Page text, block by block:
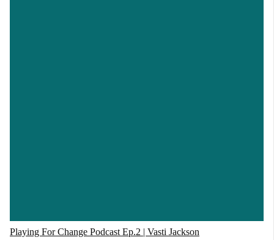
Playing For Change Podcast Ep.2 | Vasti Jackson